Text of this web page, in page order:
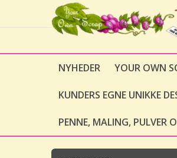
NYHEDER YOUR OWN
KUNDERS EGNE UNIKKE
PENNE, MALING, PULVER